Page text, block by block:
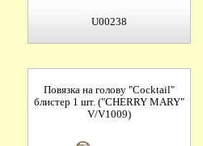
U00238
Повязка на голову "Cocktail"
блистер 1 шт. ("CHERRY MARY"
V/V1009)